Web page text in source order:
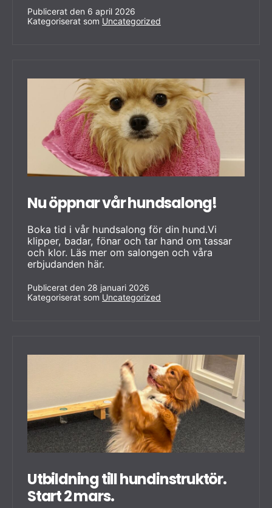
utan
krångel.
Publicerat den 6 april 2026
Kategoriserat som Uncategorized
Nu öppnar vår hundsalong!
Boka tid i vår hundsalong för din hund.Vi
klipper, badar, fönar och tar hand om tassar
och klor. Läs mer om salongen och våra
erbjudanden här.
Publicerat den 28 januari 2026
Kategoriserat som Uncategorized
Utbildning till hundinstruktör.
Start 2 mars.